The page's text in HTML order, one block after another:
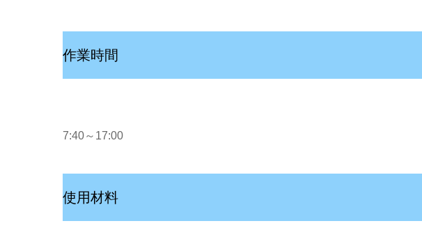
作業時間
7:40～17:00
使用材料